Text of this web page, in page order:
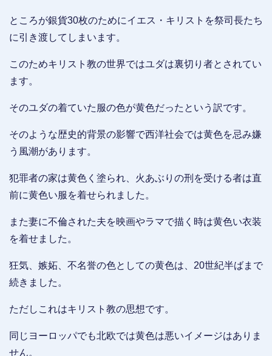
ところが銀貨30枚のためにイエス・キリストを祭司長たち
に引き渡してしまいます。
このためキリスト教の世界ではユダは裏切り者とされてい
ます。
そのユダの着ていた服の色が黄色だったという訳です。
そのような歴史的背景の影響で西洋社会では黄色を忌み嫌
う風潮があります。
犯罪者の家は黄色く塗られ、火あぶりの刑を受ける者は直
前に黄色い服を着せられました。
また妻に不倫された夫を映画やラマで描く時は黄色い衣装
を着せました。
狂気、嫉妬、不名誉の色としての黄色は、20世紀半ばまで
続きました。
ただしこれはキリスト教の思想です。
同じヨーロッパでも北欧では黄色は悪いイメージはありま
せん。